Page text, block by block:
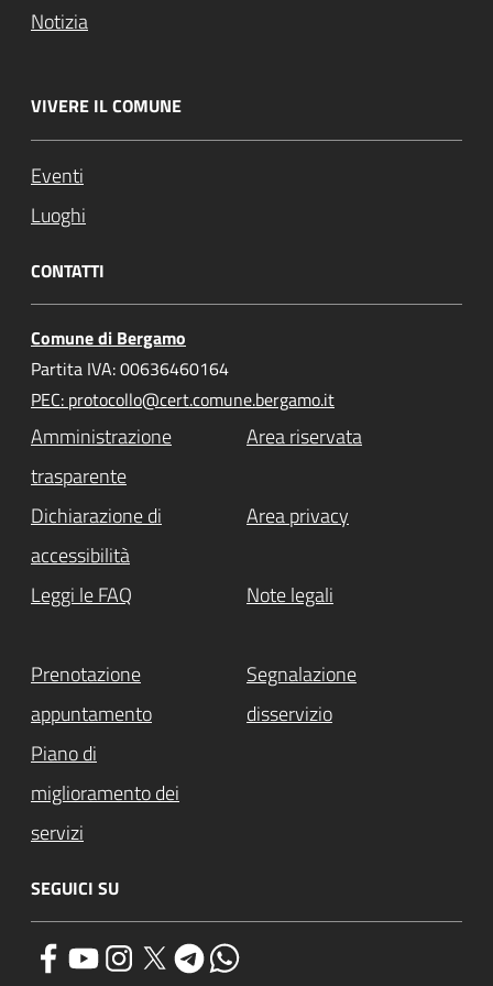
Notizia
VIVERE IL COMUNE
Eventi
Luoghi
CONTATTI
Comune di Bergamo
Partita IVA: 00636460164
PEC: protocollo@cert.comune.bergamo.it
Amministrazione
trasparente
Area riservata
Dichiarazione di
accessibilità
Area privacy
Leggi le FAQ Note legali
Prenotazione
appuntamento
Segnalazione
disservizio
Piano di
miglioramento dei
servizi
SEGUICI SU